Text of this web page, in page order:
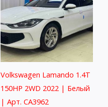
Volkswagen Lamando 1.4T
150HP 2WD 2022 | Белый
| Арт. CA3962